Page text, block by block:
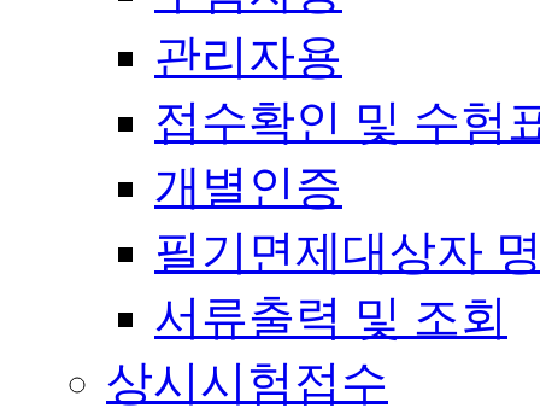
관리자용
접수확인 및 수험
개별인증
필기면제대상자
서류출력 및 조회
상시시험접수